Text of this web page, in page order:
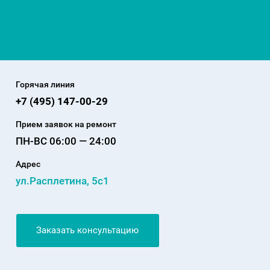
Горячая линия
+7 (495) 147-00-29
Прием заявок на ремонт
ПН-ВС 06:00 — 24:00
Адрес
ул.Расплетина, 5с1
Заказать консультацию